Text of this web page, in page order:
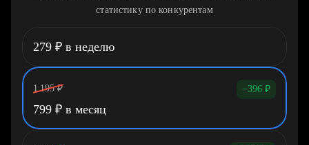
статистику по конкурентам
279 ₽ в неделю
1 195 ₽ −396 ₽
799 ₽ в месяц